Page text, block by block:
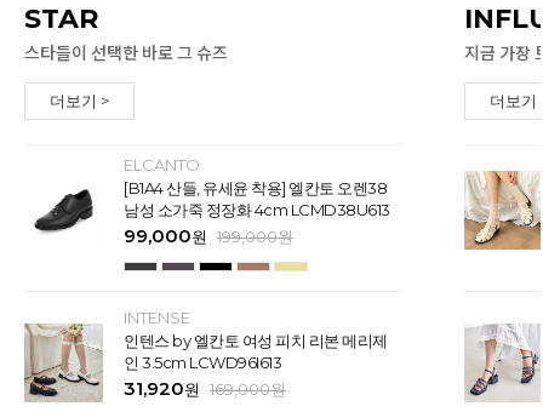
STAR
스타들이 선택한 바로 그 슈즈
더보기 >
ELCANTO
[B1A4 산들, 유세윤 착용] 엘칸토 오렌38
남성 소가죽 정장화 4cm LCMD38U613
99,000원 199,000원
INTENSE
인텐스 by 엘칸토 여성 피치 리본 메리제
인 3.5cm LCWD96I613
31,920원 169,000원
지금 가장
더보기